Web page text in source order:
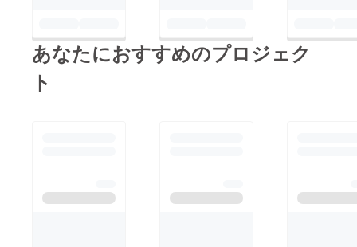
あなたにおすすめのプロジェク
ト